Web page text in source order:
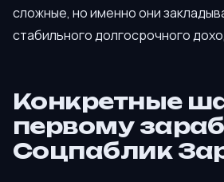
сложные, но именно они
стабильного долгосрочного
Конкретные
первому
Соцпаблик